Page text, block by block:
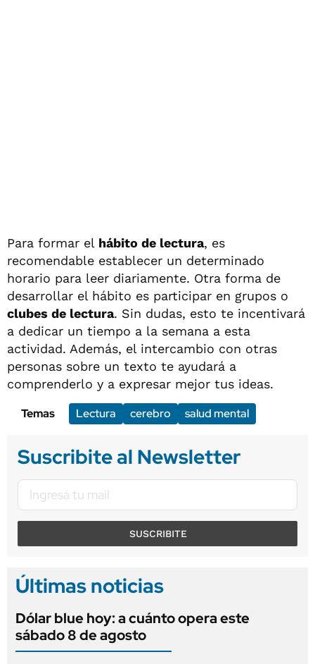
Para formar el hábito de lectura, es
recomendable establecer un determinado
horario para leer diariamente. Otra forma de
desarrollar el hábito es participar en grupos o
clubes de lectura. Sin dudas, esto te incentivará
a dedicar un tiempo a la semana a esta
actividad. Además, el intercambio con otras
personas sobre un texto te ayudará a
comprenderlo y a expresar mejor tus ideas.
Temas
Lectura cerebro salud mental
Suscribite al Newsletter
SUSCRIBITE
Últimas noticias
Dólar blue hoy: a cuánto opera este
sábado 8 de agosto